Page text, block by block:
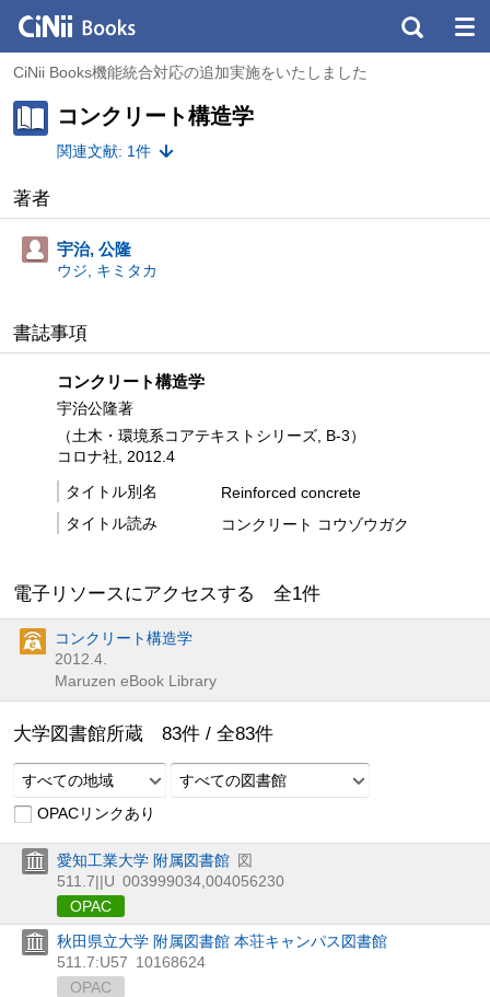
CiNii Books機能統合対応の追加実施をいたしました
コンクリート構造学
関連文献: 1件
著者
宇治, 公隆
ウジ, キミタカ
書誌事項
コンクリート構造学
宇治公隆著
（土木・環境系コアテキストシリーズ, B-3）
コロナ社, 2012.4
タイトル別名
Reinforced concrete
タイトル読み
コンクリート コウゾウガク
電子リソースにアクセスする 全1件
コンクリート構造学
2012.4.
Maruzen eBook Library
大学図書館所蔵 83件 / 全83件
すべての地域
すべての図書館
OPACリンクあり
愛知工業大学 附属図書館 図
511.7||U 003999034,004056230
OPAC
秋田県立大学 附属図書館 本荘キャンパス図書館
511.7:U57 10168624
OPAC